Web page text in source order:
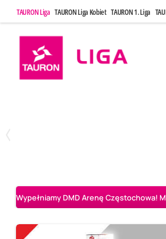
TAURON Liga TAURON Liga Kobiet TAURON 1. Liga
Wypełniamy DMD Arenę Częstochowa!